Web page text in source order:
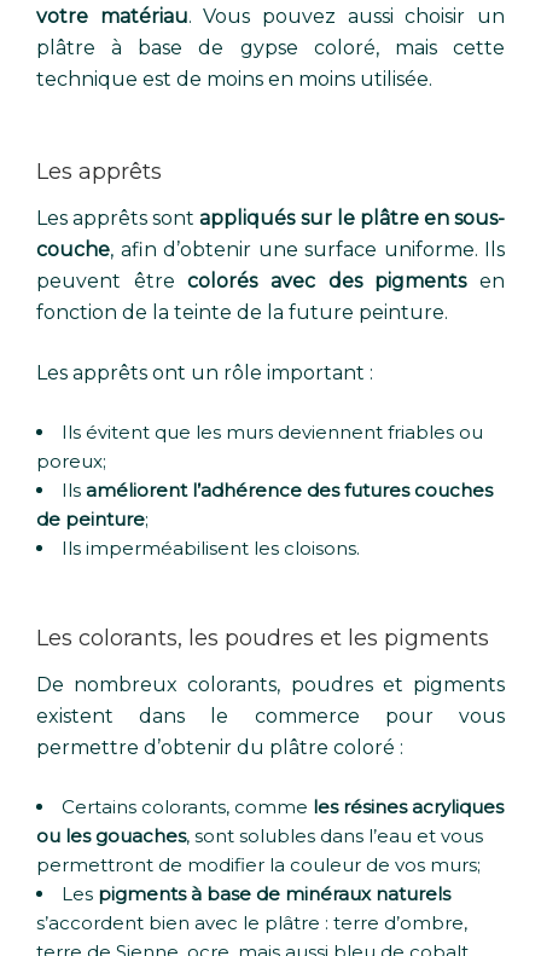
votre matériau. Vous pouvez aussi choisir un
plâtre à base de gypse coloré, mais cette
technique est de moins en moins utilisée.
Les apprêts
Les apprêts sontappliqués sur le plâtre en sous-
couche, afin d’obtenir une surface uniforme. Ils
peuvent êtrecolorés avec des pigmentsen
fonction de la teinte de la future peinture.
Les apprêts ont un rôle important :
Ils évitent que les murs deviennent friables ou
poreux;
Ils améliorent l’adhérence des futures couches
de peinture;
Ils imperméabilisent les cloisons.
Les colorants, les poudres et les pigments
De nombreux colorants, poudres et pigments
existent dans le commerce pour vous
permettre d’obtenir du plâtre coloré :
Certains colorants, comme les résines acryliques
ou les gouaches, sont solubles dans l’eau et vous
permettront de modifier la couleur de vos murs;
Les pigments à base de minéraux naturels
s’accordent bien avec le plâtre : terre d’ombre,